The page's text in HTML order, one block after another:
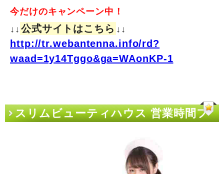
今だけのキャンペーン中！
↓↓ 公式サイトはこちら ↓↓
http://tr.webantenna.info/rd?
waad=1y14Tggo&ga=WAonKP-1
スリムビューティハウス 営業時間フ